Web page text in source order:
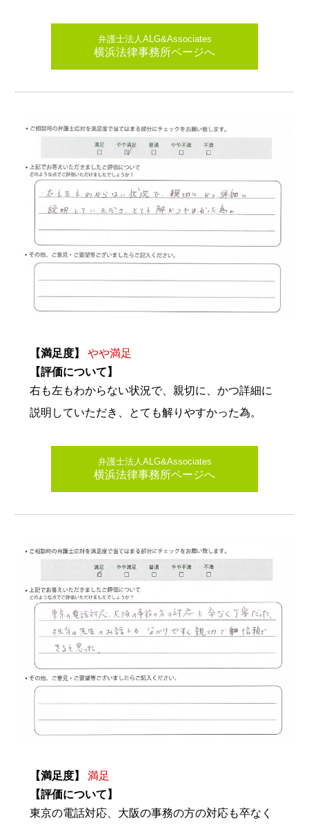
弁護士法人ALG&Associates
横浜法律事務所ページへ
【満足度】
やや満足
【評価について】
右も左もわからない状況で、親切に、かつ詳細に
説明していただき、とても解りやすかった為。
弁護士法人ALG&Associates
横浜法律事務所ページへ
【満足度】
満足
【評価について】
東京の電話対応、大阪の事務の方の対応も卒なく